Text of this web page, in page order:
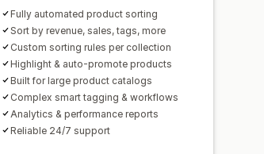
Fully automated product sorting
Sort by revenue, sales, tags, more
Custom sorting rules per collection
Highlight & auto-promote products
Built for large product catalogs
Complex smart tagging & workflows
Analytics & performance reports
Reliable 24/7 support